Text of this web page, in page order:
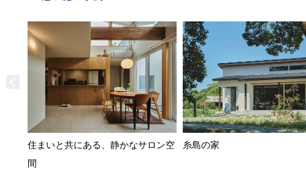
住まいと共にある、静かなサロン空
間
糸島の家